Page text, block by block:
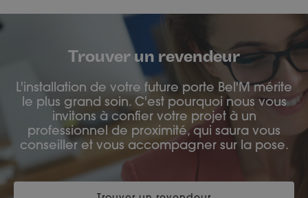
Trouver un revendeur
L'installation de votre future porte Bel'M mérite
le plus grand soin. C'est pourquoi nous vous
invitons à confier votre projet à un
professionnel de proximité, qui saura vous
conseiller et vous accompagner sur la pose.